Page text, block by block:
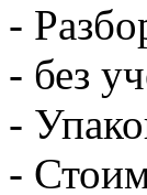
-
- без
-
-